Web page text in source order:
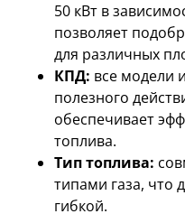
50 кВт в
позволяет
для различных
КПД: все модели
полезного
обеспечивает
топлива.
Тип топлива:
типами газа, что
гибкой.